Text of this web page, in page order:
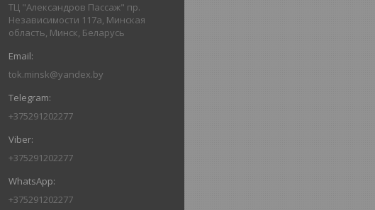
ТЦ "Александров Пассаж" пр.
Независимости 117а, Минская
область, Минск, Беларусь
tok.minsk@yandex.by
+375291202277
+375291202277
+375291202277